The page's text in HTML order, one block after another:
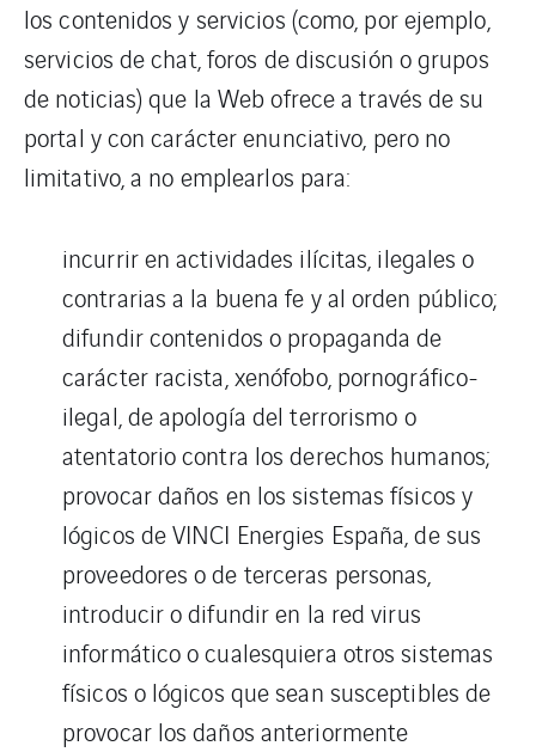
los contenidos y servicios (como, por ejemplo,
servicios de chat, foros de discusión o grupos
de noticias) que la Web ofrece a través de su
portal y con carácter enunciativo, pero no
limitativo, a no emplearlos para:
incurrir en actividades ilícitas, ilegales o
contrarias a la buena fe y al orden público;
difundir contenidos o propaganda de
carácter racista, xenófobo, pornográfico-
ilegal, de apología del terrorismo o
atentatorio contra los derechos humanos;
provocar daños en los sistemas físicos y
lógicos de VINCI Energies España, de sus
proveedores o de terceras personas,
introducir o difundir en la red virus
informático o cualesquiera otros sistemas
físicos o lógicos que sean susceptibles de
provocar los daños anteriormente